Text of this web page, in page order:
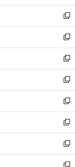
開
く
ウ
で
開
く
ン
ド
ウ
で
開
く
ウ
ィ
ン
ド
ウ
で
開
く
新
し
い
ウ
ィ
ン
ド
ウ
で
開
く
新
し
い
ウ
ィ
ン
ド
ウ
で
開
く
新
し
い
ウ
ィ
ン
ド
ウ
で
開
く
新
し
い
ウ
ィ
ン
ド
ウ
で
新
し
い
ウ
ィ
ン
新
し
い
ウ
新
し